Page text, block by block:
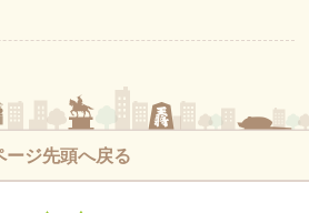
ージ先頭へ戻る